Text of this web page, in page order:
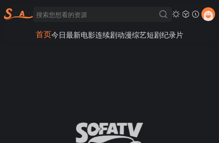
首页今日最新电影连续剧动漫综艺短剧纪录片